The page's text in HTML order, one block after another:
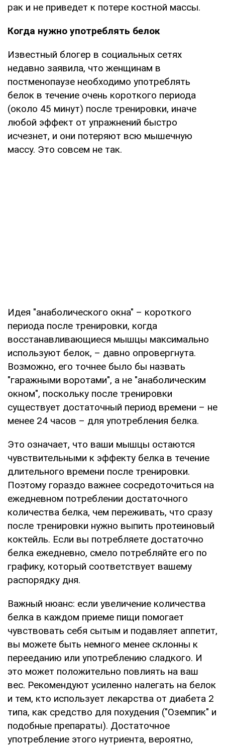
рак и не приведет к потере костной массы.
Когда нужно употреблять белок
Известный блогер в социальных сетях
недавно заявила, что женщинам в
постменопаузе необходимо употреблять
белок в течение очень короткого периода
(около 45 минут) после тренировки, иначе
любой эффект от упражнений быстро
исчезнет, и они потеряют всю мышечную
массу. Это совсем не так.
Идея "анаболического окна" – короткого
периода после тренировки, когда
восстанавливающиеся мышцы максимально
используют белок, – давно опровергнута.
Возможно, его точнее было бы назвать
"гаражными воротами", а не "анаболическим
окном", поскольку после тренировки
существует достаточный период времени – не
менее 24 часов – для употребления белка.
Это означает, что ваши мышцы остаются
чувствительными к эффекту белка в течение
длительного времени после тренировки.
Поэтому гораздо важнее сосредоточиться на
ежедневном потреблении достаточного
количества белка, чем переживать, что сразу
после тренировки нужно выпить протеиновый
коктейль. Если вы потребляете достаточно
белка ежедневно, смело потребляйте его по
графику, который соответствует вашему
распорядку дня.
Важный нюанс: если увеличение количества
белка в каждом приеме пищи помогает
чувствовать себя сытым и подавляет аппетит,
вы можете быть немного менее склонны к
перееданию или употреблению сладкого. И
это может положительно повлиять на ваш
вес. Рекомендуют усиленно налегать на белок
и тем, кто использует лекарства от диабета 2
типа, как средство для похудения ("Оземпик" и
подобные препараты). Достаточное
употребление этого нутриента, вероятно,